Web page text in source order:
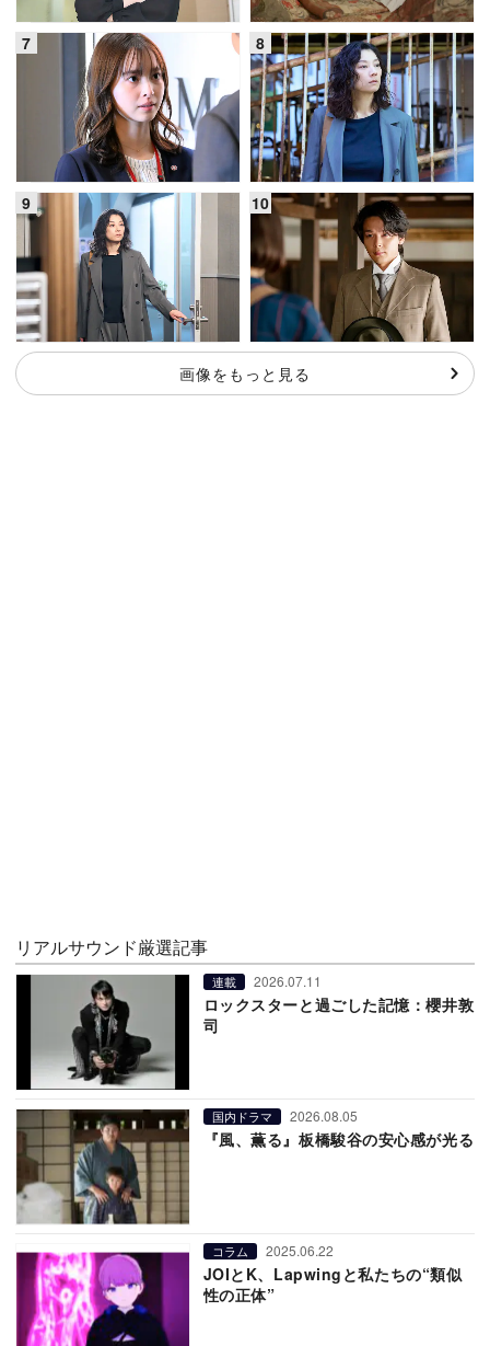
画像をもっと見る
リアルサウンド厳選記事
連載 2026.07.11
ロックスターと過ごした記憶：櫻井敦
司
国内ドラマ 2026.08.05
『風、薫る』板橋駿谷の安心感が光る
コラム 2025.06.22
JOIとK、Lapwingと私たちの“類似
性の正体”